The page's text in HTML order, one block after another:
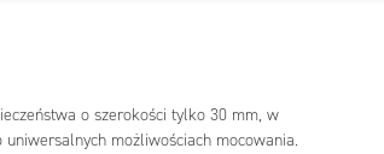
o szerokości tylko 30 mm, w
możliwościach mocowania.